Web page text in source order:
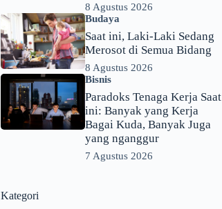
8 Agustus 2026
Budaya
Saat ini, Laki-Laki Sedang
Merosot di Semua Bidang
8 Agustus 2026
Bisnis
Paradoks Tenaga Kerja Saat
ini: Banyak yang Kerja
Bagai Kuda, Banyak Juga
yang nganggur
7 Agustus 2026
Kategori